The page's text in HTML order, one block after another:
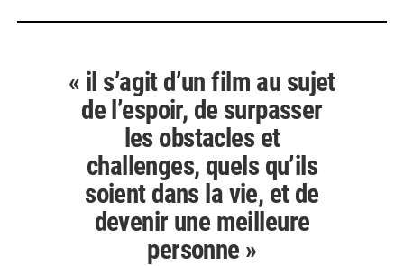
« il s’agit d’un film au sujet
de l’espoir, de surpasser
les obstacles et
challenges, quels qu’ils
soient dans la vie, et de
devenir une meilleure
personne »